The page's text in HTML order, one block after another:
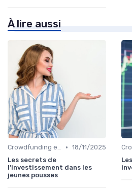
À lire aussi
Crowdfunding et Capital Risque • 18/11/2025
Les secrets de
l'investissement dans les
jeunes pousses